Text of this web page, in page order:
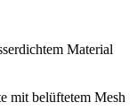
Material
mit belüftetem Mesh